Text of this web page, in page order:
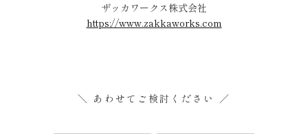
ザッカワークス株式会社
https://www.zakkaworks.com
＼ あわせてご検討ください ／